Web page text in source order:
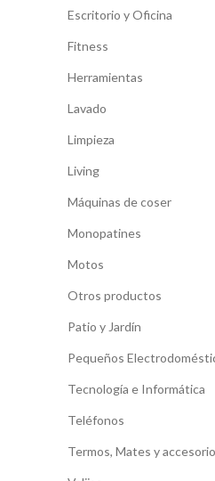
Escritorio y Oficina
Fitness
Herramientas
Lavado
Limpieza
Living
Máquinas de coser
Monopatines
Motos
Otros productos
Patio y Jardín
Pequeños
Tecnología e Informática
Teléfonos
Termos, Mates y